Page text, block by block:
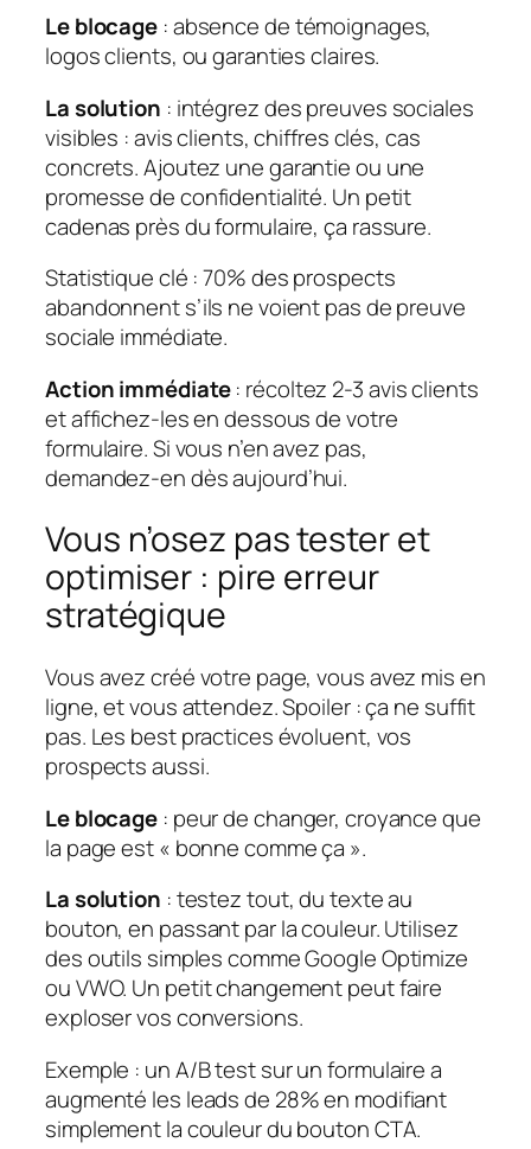
Le blocage : absence de témoignages,
logos clients, ou garanties claires.
La solution : intégrez despreuves sociales
visibles : avis clients, chiffres clés, cas
concrets. Ajoutez unegarantieou une
promesse de confidentialité. Un petit
cadenas près du formulaire, ça rassure.
Statistique clé : 70% des prospects
abandonnent s’ils ne voient pas de preuve
sociale immédiate.
Action immédiate: récoltez 2-3 avis clients
et affichez-les en dessous de votre
formulaire. Si vous n’en avez pas,
demandez-en dès aujourd’hui.
Vous n’osez pas tester et
optimiser : pire erreur
stratégique
Vous avez créé votre page, vous avez mis en
ligne, et vous attendez. Spoiler : ça ne suffit
pas. Les best practices évoluent, vos
prospects aussi.
Le blocage : peur de changer, croyance que
la page est « bonne comme ça ».
La solution : testez tout, du texte au
bouton, en passant par la couleur. Utilisez
des outils simples comme Google Optimize
ou VWO. Un petit changement peut faire
exploser vos conversions.
Exemple : un A/B test sur un formulaire a
augmenté les leads de 28% en modifiant
simplement la couleur du bouton CTA.